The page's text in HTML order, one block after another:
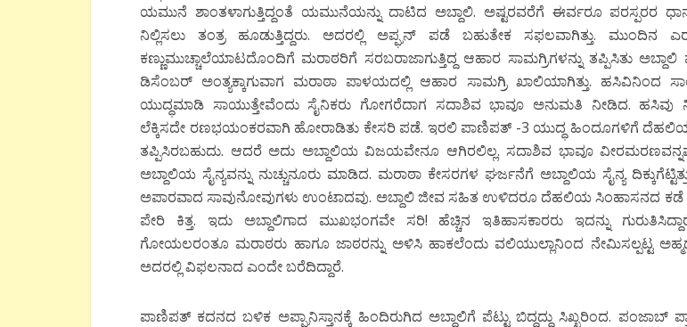
ಯಮುನೆ ಶಾಂತಳಾಗುತ್ತಿದ್ದಂತೆ ಯಮುನೆಯನ್ನು ದಾಟಿದ ಅಬ್ದಾಲಿ. ಅಷ್ಟರವರೆಗೆ ಈರ್ವರೂ ಪರಸ್ಪರರ
ನಿಲ್ಲಿಸಲು ತಂತ್ರ ಹೂಡುತ್ತಿದ್ದರು. ಅದರಲ್ಲಿ ಅಪ್ಘನ್ ಪಡೆ ಬಹುತೇಕ ಸಫಲವಾಗಿತ್ತು. ಮುಂದಿನ
ಕಣ್ಣುಮುಚ್ಚಾಲೆಯಾಟದೊಂದಿಗೆ ಮರಾಠರಿಗೆ ಸರಬರಾಜಾಗುತ್ತಿದ್ದ ಆಹಾರ ಸಾಮಗ್ರಿಗಳನ್ನು ತಪ್ಪಿಸಿತು
ಡಿಸೆಂಬರ್ ಅಂತ್ಯಕ್ಕಾಗುವಾಗ ಮರಾಠಾ ಪಾಳಯದಲ್ಲಿ ಆಹಾರ ಸಾಮಗ್ರಿ ಖಾಲಿಯಾಗಿತ್ತು. ಹಸಿವಿನಿಂದ
ಯುದ್ಧಮಾಡಿ ಸಾಯುತ್ತೇವೆಂದು ಸೈನಿಕರು ಗೋಗರೆದಾಗ ಸದಾಶಿವ ಭಾವೂ ಅನುಮತಿ ನೀಡಿದ. ಹಸಿವು
ಲೆಕ್ಕಿಸದೇ ರಣಭಯಂಕರವಾಗಿ ಹೋರಾಡಿತು ಕೇಸರಿ ಪಡೆ. ಇರಲಿ ಪಾಣಿಪತ್ -3 ಯುದ್ಧ ಹಿಂದೂಗಳಿಗೆ ದೆಹಲಿಯ
ತಪ್ಪಿಸಿರಬಹುದು. ಆದರೆ ಅದು ಅಬ್ದಾಲಿಯ ವಿಜಯವೇನೂ ಆಗಿರಲಿಲ್ಲ. ಸದಾಶಿವ ಭಾವೂ
ಅಬ್ದಾಲಿಯ ಸೈನ್ಯವನ್ನು ನುಚ್ಚುನೂರು ಮಾಡಿದ. ಮರಾಠಾ ಕೇಸರಗಳ ಘರ್ಜನೆಗೆ ಅಬ್ದಾಲಿಯ ಸೈನ್ಯ
ಅಪಾರವಾದ ಸಾವುನೋವುಗಳು ಉಂಟಾದವು. ಅಬ್ದಾಲಿ ಜೀವ ಸಹಿತ ಉಳಿದರೂ ದೆಹಲಿಯ ಸಿಂಹಾಸನದ
ಪೇರಿ ಕಿತ್ತ. ಇದು ಅಬ್ದಾಲಿಗಾದ ಮುಖಭಂಗವೇ ಸರಿ! ಹೆಚ್ಚಿನ ಇತಿಹಾಸಕಾರರು ಇದನ್ನು
ಗೋಯಲರಂತೂ ಮರಾಠರು ಹಾಗೂ ಜಾಠರನ್ನು ಅಳಿಸಿ ಹಾಕಲೆಂದು ವಲಿಯುಲ್ಲಾನಿಂದ ನೇಮಿಸಲ್ಪಟ್ಟ
ಅದರಲ್ಲಿ ವಿಫಲನಾದ ಎಂದೇ ಬರೆದಿದ್ದಾರೆ.
ಪಾಣಿಪತ್ ಕದನದ ಬಳಿಕ ಅಪ್ಘಾನಿಸ್ತಾನಕ್ಕೆ ಹಿಂದಿರುಗಿದ ಅಬ್ದಾಲಿಗೆ ಪೆಟ್ಟು ಬಿದ್ದದ್ದು ಸಿಖ್ಖರಿಂದ. ಪಂಜಾಬ್